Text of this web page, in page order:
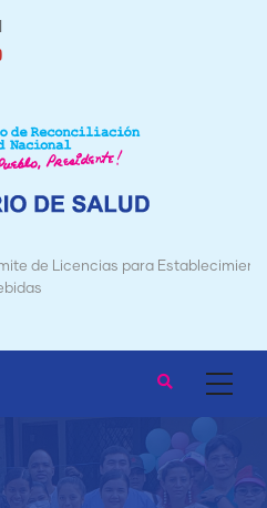
Establecimientos de Alimentos